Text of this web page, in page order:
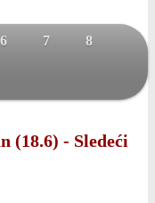
6 7 8
(18.6) - Sledeći